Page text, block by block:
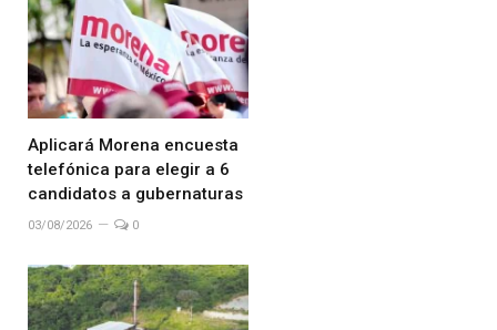
Aplicará Morena encuesta
telefónica para elegir a 6
candidatos a gubernaturas
03/08/2026 0